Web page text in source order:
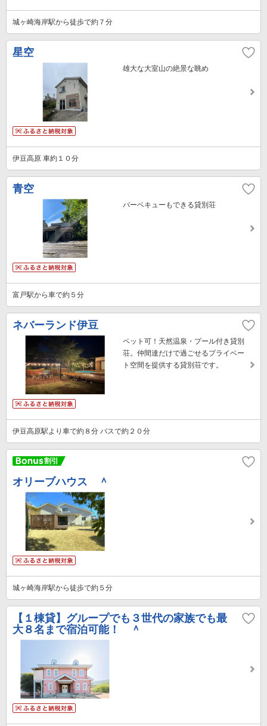
城ヶ崎海岸駅から徒歩で約７分
星空
雄大な大室山の絶景な眺め
伊豆高原 車約１０分
青空
バーベキューもできる貸別荘
富戸駅から車で約５分
ネバーランド伊豆
ペット可！天然温泉・プール付き貸別
荘。仲間達だけで過ごせるプライベー
ト空間を提供する貸別荘です。
伊豆高原駅より車で約８分 バスで約２０分
オリーブハウス ＾
城ヶ崎海岸駅から徒歩で約５分
【１棟貸】グループでも３世代の家族でも最
大８名まで宿泊可能！ ＾